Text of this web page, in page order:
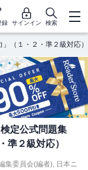
録 サインイン 検索
（１・２・準２級対応）
定公式問題集
準２級対応）
集委員会(編者), 日本ニ